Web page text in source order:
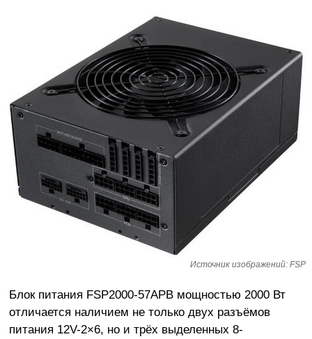
Источник изображений: FSP
Блок питания FSP2000-57APB мощностью 2000 Вт
отличается наличием не только двух разъёмов
питания 12V-2×6, но и трёх выделенных 8-